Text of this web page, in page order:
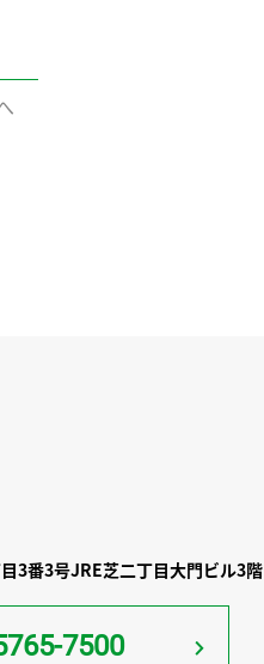
3番3号JRE芝二丁目大門ビル3階
7500